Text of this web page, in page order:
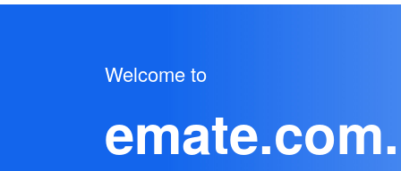
Welcome to